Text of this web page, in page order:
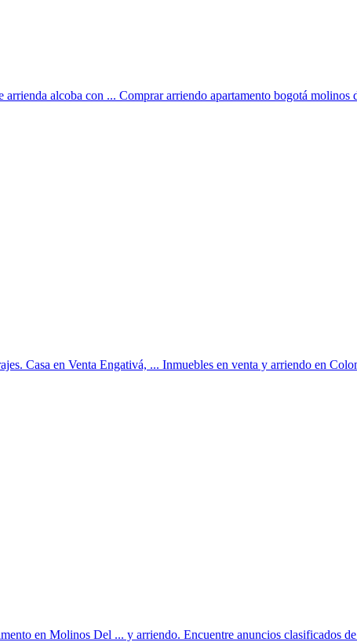
arrienda alcoba con ... Comprar arriendo apartamento bogotá molinos
Casa en Venta Engativá, ... Inmuebles en venta y arriendo en
en Molinos Del ... y arriendo. Encuentre anuncios clasificados